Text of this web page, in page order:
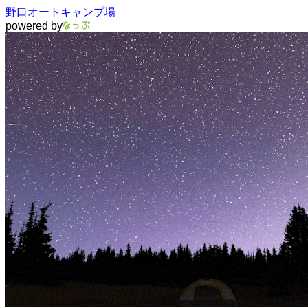
野口オートキャンプ場
powered by